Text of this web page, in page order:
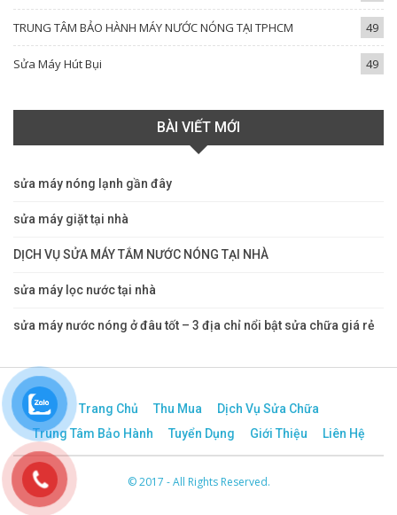
TRUNG TÂM BẢO HÀNH MÁY NƯỚC NÓNG TẠI TPHCM 49
Sửa Máy Hút Bụi 49
BÀI VIẾT MỚI
sửa máy nóng lạnh gần đây
sửa máy giặt tại nhà
DỊCH VỤ SỬA MÁY TẮM NƯỚC NÓNG TẠI NHÀ
sửa máy lọc nước tại nhà
sửa máy nước nóng ở đâu tốt – 3 địa chỉ nổi bật sửa chữa giá rẻ
Trang Chủ Thu Mua
Dịch Vụ Sửa Chữa
Trung Tâm Bảo Hành
Tuyển Dụng Giới Thiệu Liên Hệ
© 2017 - All Rights Reserved.